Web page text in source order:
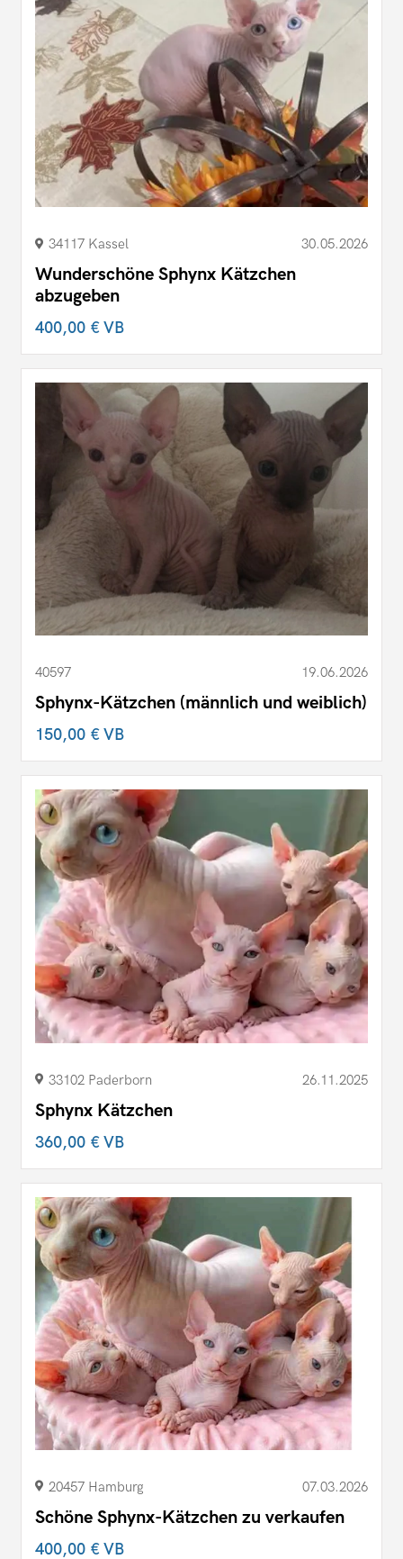
34117 Kassel 30.05.2026
Wunderschöne Sphynx Kätzchen
abzugeben
400,00 €VB
40597 19.06.2026
Sphynx-Kätzchen (männlich und weiblich)
150,00 €VB
33102 Paderborn 26.11.2025
Sphynx Kätzchen
360,00 €VB
20457 Hamburg 07.03.2026
Schöne Sphynx-Kätzchen zu verkaufen
400,00 €VB